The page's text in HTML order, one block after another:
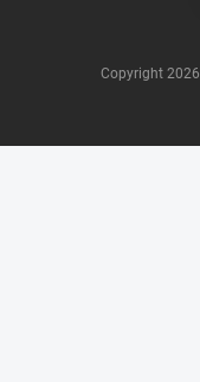
Copyright 2026